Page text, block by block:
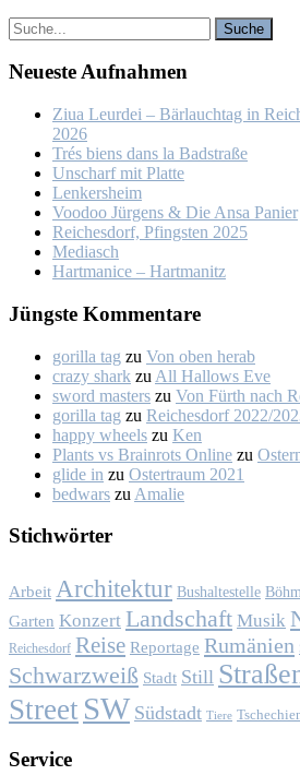
Neu­es­te Auf­nah­men
Ziua Leur­dei – Bär­lauch­tag in
2026
Trés biens dans la Bad­stra­ße
Un­scharf mit Plat­te
Len­kers­heim
Voo­doo Jür­gens & Die An­sa Pa­nier
Rei­ches­dorf, Pfings­ten 2025
Me­dia­sch
Hart­ma­nice – Hart­ma­nitz
Jüngs­te Kom­men­ta­re
gorilla tag zu Von oben her­ab
crazy shark zu All Hal­lows Eve
sword masters zu Von Fürth nach
gorilla tag zu Rei­ches­dorf 2022/
happy wheels zu Ken
Plants vs Brainrots Online zu
glide in zu Os­ter­traum 2021
bedwars zu Ama­lie
Stich­wör­ter
Arbeit Architektur Bushaltestelle
Garten Konzert Landschaft Musik
Reichesdorf Reise Reportage Rumänien
Schwarzweiß Stadt Still
Street SW Südstadt Tiere
Ser­vice